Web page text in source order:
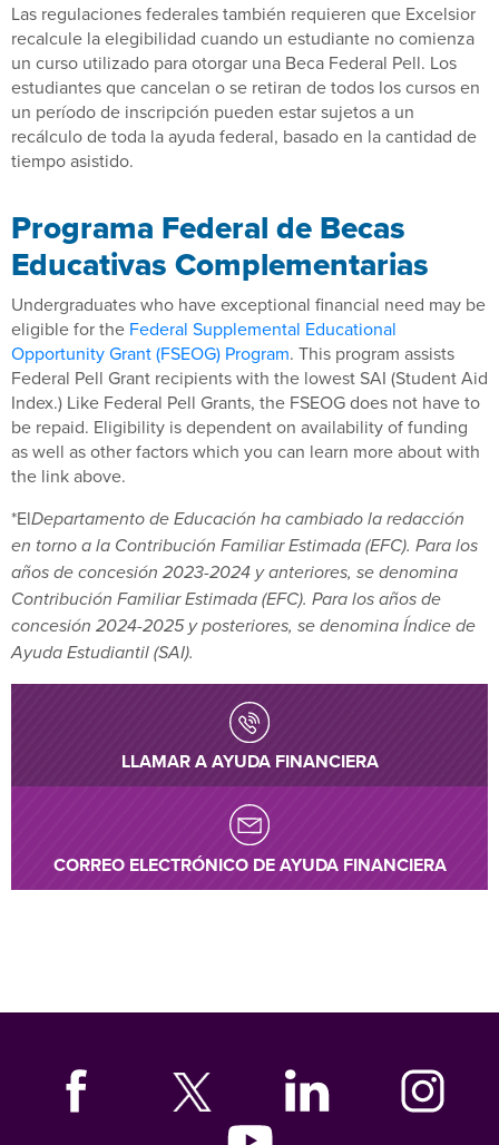
Las regulaciones federales también requieren que Excelsior
recalcule la elegibilidad cuando un estudiante no comienza
un curso utilizado para otorgar una Beca Federal Pell. Los
estudiantes que cancelan o se retiran de todos los cursos en
un período de inscripción pueden estar sujetos a un
recálculo de toda la ayuda federal, basado en la cantidad de
tiempo asistido.
Programa Federal de Becas
Educativas Complementarias
Undergraduates who have exceptional financial need may be
eligible for the Federal Supplemental Educational
Opportunity Grant (FSEOG) Program. This program assists
Federal Pell Grant recipients with the lowest SAI (Student Aid
Index.) Like Federal Pell Grants, the FSEOG does not have to
be repaid. Eligibility is dependent on availability of funding
as well as other factors which you can learn more about with
the link above.
*ElDepartamento de Educación ha cambiado la redacción
en torno a la Contribución Familiar Estimada (EFC). Para los
años de concesión 2023-2024 y anteriores, se denomina
Contribución Familiar Estimada (EFC). Para los años de
concesión 2024-2025 y posteriores, se denomina Índice de
Ayuda Estudiantil (SAI).
LLAMAR A AYUDA FINANCIERA
CORREO ELECTRÓNICO DE AYUDA FINANCIERA